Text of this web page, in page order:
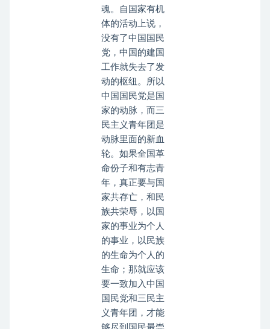
魂。自国家有机
体的活动上说，
没有了中国国民
党，中国的建国
工作就失去了发
动的枢纽。所以
中国国民党是国
家的动脉，而三
民主义青年团是
动脉里面的新血
轮。如果全国革
命份子和有志青
年，真正要与国
家共存亡，和民
族共荣辱，以国
家的事业为个人
的事业，以民族
的生命为个人的
生命；那就应该
要一致加入中国
国民党和三民主
义青年团，才能